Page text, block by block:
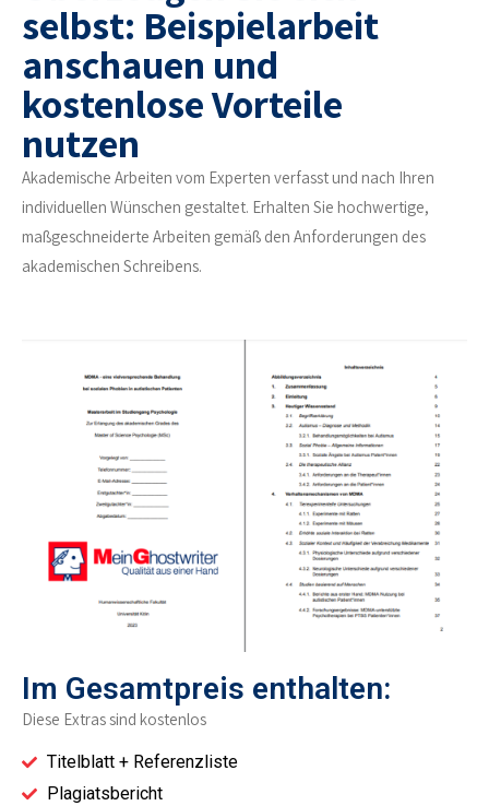
selbst: Beispielarbeit
anschauen und
kostenlose Vorteile
nutzen
Akademische Arbeiten vom Experten verfasst und nach Ihren
individuellen Wünschen gestaltet. Erhalten Sie hochwertige,
maßgeschneiderte Arbeiten gemäß den Anforderungen des
akademischen Schreibens.
Im Gesamtpreis enthalten:
Diese Extras sind kostenlos
Titelblatt + Referenzliste
Plagiatsbericht